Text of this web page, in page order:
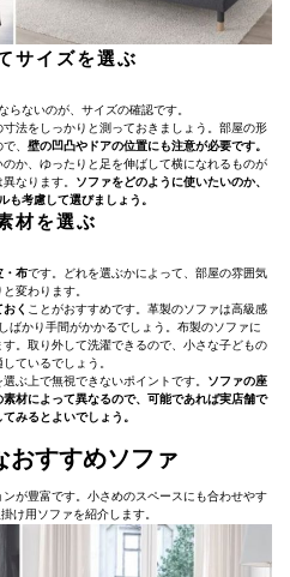
サイズを選ぶ
らないのが、サイズの確認です。
法をしっかりと測っておきましょう。部屋の形
、 壁の凹凸やドアの位置にも注意が必要です。
か、ゆったりと足を伸ばして横になれるものが
なります。 ソファをどのように使いたいのか、
も考慮して選びましょう。
材を選ぶ
・布です。どれを選ぶかによって、部屋の雰囲気
変わります。
く ことがおすすめです。革製のソファは高級感
ばかり手間がかかるでしょう。布製のソファに
。取り外して洗濯できるので、小さな子どもの
ているでしょう。
ぶ上で無視できないポイントです。 ソファの座
材によって異なるので、可能であれば実店舗で
みるとよいでしょう。
おすすめソファ
が豊富です。小さめのスペースにも合わせやす
け用ソファを紹介します。